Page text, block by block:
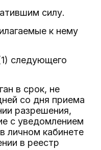
силу.
к нему
следующего
в срок, не
со дня приема
разрешения,
с уведомлением
личном кабинете
в реестр